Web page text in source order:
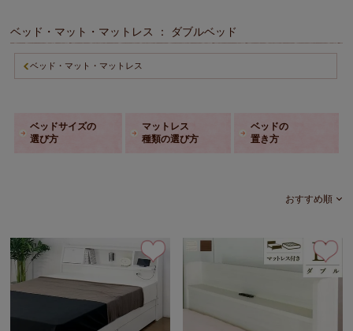
ベッド・マット・マットレス ： ダブルベッド
ベッド・マット・マットレス
ベッドサイズの
選び方
マットレス
種類の選び方
ベッドの
置き方
おすすめ順